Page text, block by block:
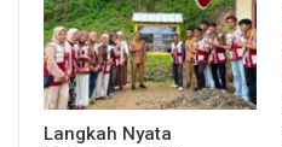
Langkah Nyata